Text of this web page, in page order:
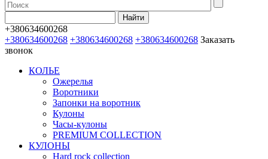
+380634600268
+380634600268 +380634600268 +380634600268 Заказать
звонок
КОЛЬЕ
Ожерелья
Воротники
Запонки на воротник
Кулоны
Часы-кулоны
PREMIUM COLLECTION
КУЛОНЫ
Hard rock collection